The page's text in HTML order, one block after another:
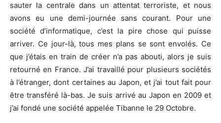
sauter la centrale dans un attentat terroriste, et nous
avons eu une demi-journée sans courant. Pour une
société d’informatique, c’est la pire chose qui puisse
arriver. Ce jour-là, tous mes plans se sont envolés. Ce
que j’étais en train de créer n’a pas abouti, alors je suis
retourné en France. J’ai travaillé pour plusieurs sociétés
à l’étranger, dont certaines au Japon, et j’ai tout fait pour
être transféré là-bas. Je suis arrivé au Japon en 2009 et
j’ai fondé une société appelée Tibanne le 29 Octobre.